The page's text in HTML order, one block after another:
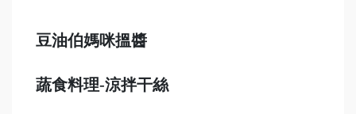
豆油伯媽咪搵醬
蔬食料理-涼拌干絲